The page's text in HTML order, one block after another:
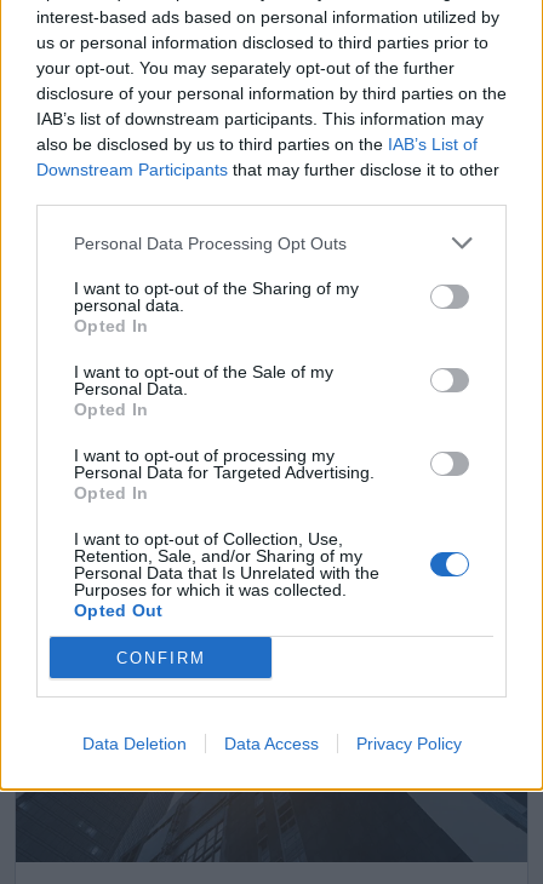
interest-based ads based on personal information utilized by
us or personal information disclosed to third parties prior to
your opt-out. You may separately opt-out of the further
disclosure of your personal information by third parties on the
IAB’s list of downstream participants. This information may
also be disclosed by us to third parties on the IAB’s List of
Downstream Participants that may further disclose it to other
Personal Data Processing Opt Outs
I want to opt-out of the Sharing of my
personal data.
Opted In
I want to opt-out of the Sale of my
Personal Data.
Opted In
I want to opt-out of processing my
Personal Data for Targeted Advertising.
Opted In
I want to opt-out of Collection, Use,
Retention, Sale, and/or Sharing of my
Personal Data that Is Unrelated with the
Purposes for which it was collected.
Opted Out
CONFIRM
Data Deletion Data Access Privacy Policy
Málaga (Málaga)
Ver más
Aula 9 Centro de Formación
Oviedo (Asturias)
Ver más
2801